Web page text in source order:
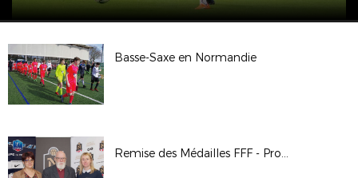
Basse-Saxe en Normandie
Remise des Médailles FFF - Promotion 2016 | Antenne de Caen